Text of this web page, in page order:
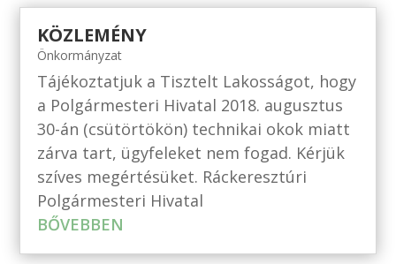
KÖZLEMÉNY
Önkormányzat
Tájékoztatjuk a Tisztelt Lakosságot, hogy
a Polgármesteri Hivatal 2018. augusztus
30-án (csütörtökön) technikai okok miatt
zárva tart, ügyfeleket nem fogad. Kérjük
szíves megértésüket. Ráckeresztúri
Polgármesteri Hivatal
BŐVEBBEN